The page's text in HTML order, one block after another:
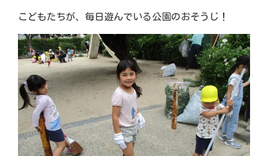
こどもたちが、毎日遊んでいる公園のおそうじ！